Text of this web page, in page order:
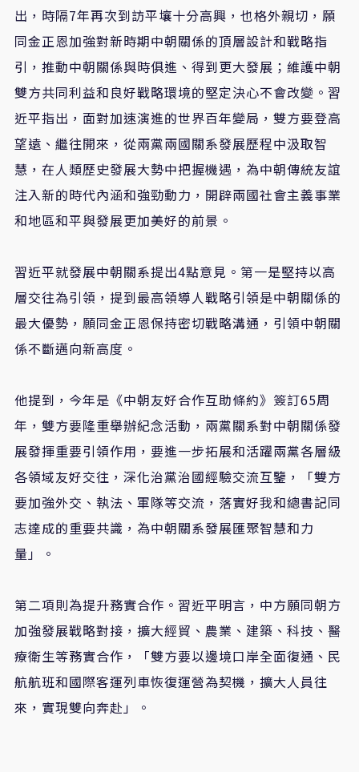
出，時隔7年再次到訪平壤十分高興，也格外親切，願
同金正恩加強對新時期中朝關係的頂層設計和戰略指
引，推動中朝關係與時俱進、得到更大發展；維護中朝
雙方共同利益和良好戰略環境的堅定決心不會改變。習
近平指出，面對加速演進的世界百年變局，雙方要登高
望遠、繼往開來，從兩黨兩國關系發展歷程中汲取智
慧，在人類歷史發展大勢中把握機遇，為中朝傳統友誼
注入新的時代內涵和強勁動力，開辟兩國社會主義事業
和地區和平與發展更加美好的前景。
習近平就發展中朝關系提出4點意見。第一是堅持以高
層交往為引領，提到最高領導人戰略引領是中朝關係的
最大優勢，願同金正恩保持密切戰略溝通，引領中朝關
係不斷邁向新高度。
他提到，今年是《中朝友好合作互助條約》簽訂65周
年，雙方要隆重舉辦紀念活動，兩黨關系對中朝關係發
展發揮重要引領作用，要進一步拓展和活躍兩黨各層級
各領域友好交往，深化治黨治國經驗交流互鑒，「雙方
要加強外交、執法、軍隊等交流，落實好我和總書記同
志達成的重要共識，為中朝關系發展匯聚智慧和力
量」。
第二項則為提升務實合作。習近平明言，中方願同朝方
加強發展戰略對接，擴大經貿、農業、建築、科技、醫
療衛生等務實合作，「雙方要以邊境口岸全面復通、民
航航班和國際客運列車恢復運營為契機，擴大人員往
來，實現雙向奔赴」。